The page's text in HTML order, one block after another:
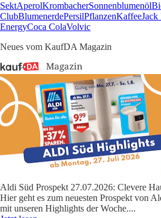
SektAperolKrombacherSonnenblumenöl
ClubBlumenerdePersilPflanzenKaffeeJack
EnergyCoca ColaVolvic
Neues vom KaufDA Magazin
Aldi Süd Prospekt 27.07.2026: Clevere
Hier geht es zum neuesten Prospekt von
mit unseren Highlights der Woche....